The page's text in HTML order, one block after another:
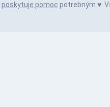
poskytuje pomoc potrebným ♥️.